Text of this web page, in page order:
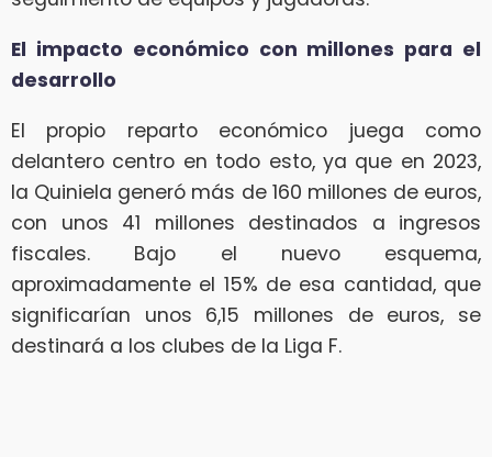
El impacto económico con millones para el
desarrollo
El propio reparto económico juega como
delantero centro en todo esto, ya que en 2023,
la Quiniela generó más de 160 millones de euros,
con unos 41 millones destinados a ingresos
fiscales. Bajo el nuevo esquema,
aproximadamente el 15% de esa cantidad, que
significarían unos 6,15 millones de euros, se
destinará a los clubes de la Liga F.